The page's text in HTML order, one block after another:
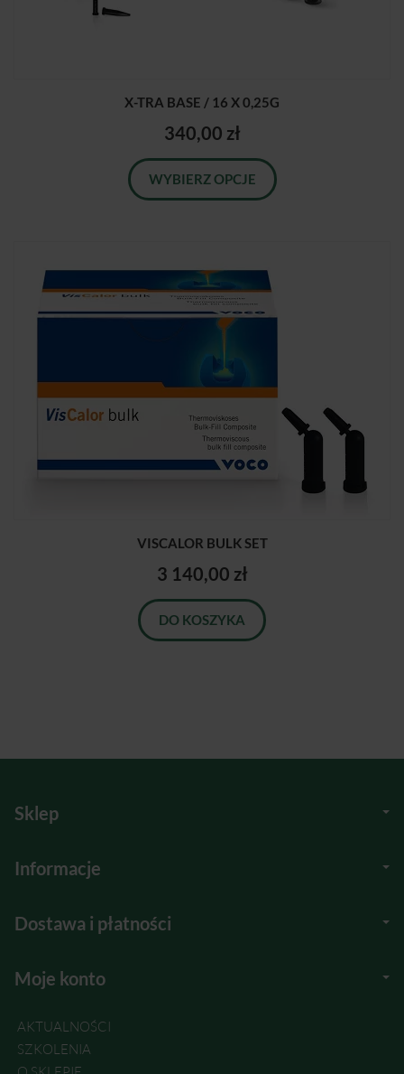
X-TRA BASE / 16 X 0,25G
340,00 zł
WYBIERZ OPCJE
VISCALOR BULK SET
3 140,00 zł
DO KOSZYKA
Sklep
Informacje
Dostawa i płatności
Moje konto
AKTUALNOŚCI
SZKOLENIA